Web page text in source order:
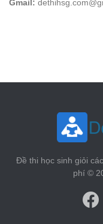
Gmail:
Đề thi học sinh giỏi
phí ©